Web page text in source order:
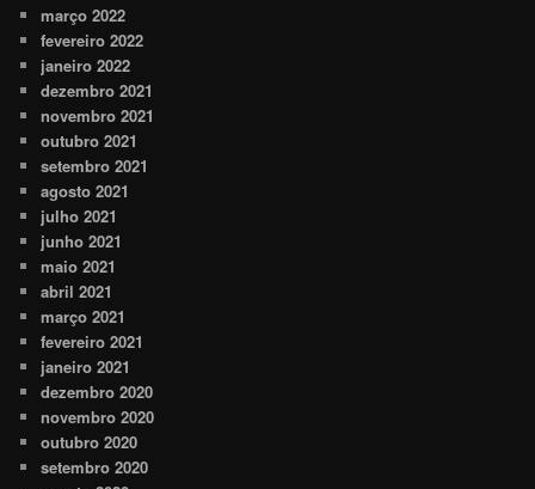
março 2022
fevereiro 2022
janeiro 2022
dezembro 2021
novembro 2021
outubro 2021
setembro 2021
agosto 2021
julho 2021
junho 2021
maio 2021
abril 2021
março 2021
fevereiro 2021
janeiro 2021
dezembro 2020
novembro 2020
outubro 2020
setembro 2020